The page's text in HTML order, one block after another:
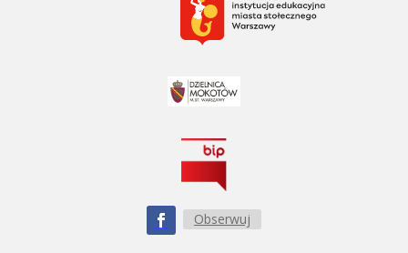
Obserwuj